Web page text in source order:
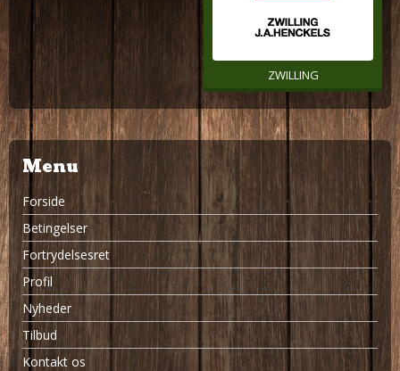
ZWILLING
Menu
Forside
Betingelser
Fortrydelsesret
Profil
Nyheder
Tilbud
Kontakt os